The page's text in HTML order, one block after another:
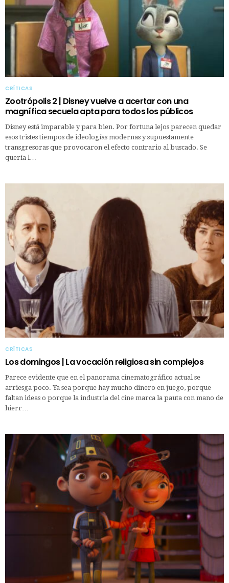
CRÍTICAS
Zootrópolis 2 | Disney vuelve a acertar con una
magnífica secuela apta para todos los públicos
Disney está imparable y para bien. Por fortuna lejos parecen quedar
esos tristes tiempos de ideologías modernas y supuestamente
transgresoras que provocaron el efecto contrario al buscado. Se
quería l…
CRÍTICAS
Los domingos | La vocación religiosa sin complejos
Parece evidente que en el panorama cinematográfico actual se
arriesga poco. Ya sea porque hay mucho dinero en juego, porque
faltan ideas o porque la industria del cine marca la pauta con mano de
hierr…